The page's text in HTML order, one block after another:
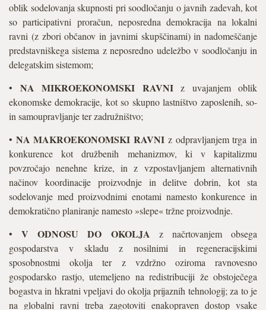
oblik sodelovanja skupnosti pri soodločanju o javnih zadevah, kot
so participativni proračun, neposredna demokracija na lokalni
ravni (z zbori občanov in javnimi skupščinami) in nadomeščanje
predstavniškega sistema z neposredno udeležbo v soodločanju in
delegatskim sistemom;
• NA MIKROEKONOMSKI RAVNIz uvajanjem oblik
ekonomske demokracije, kot so skupno lastništvo zaposlenih, so-
in samoupravljanje ter zadružništvo;
• NA MAKROEKONOMSKI RAVNI z odpravljanjem trga in
konkurence kot družbenih mehanizmov, ki v kapitalizmu
povzročajo nenehne krize, in z vzpostavljanjem alternativnih
načinov koordinacije proizvodnje in delitve dobrin, kot sta
sodelovanje med proizvodnimi enotami namesto konkurence in
demokratično planiranje namesto »slepe« tržne proizvodnje.
•V ODNOSU DO OKOLJA z načrtovanjem obsega
gospodarstva v skladu z nosilnimi in regeneracijskimi
sposobnostmi okolja ter z vzdržno oziroma ravnovesno
gospodarsko rastjo, utemeljeno na redistribuciji že obstoječega
bogastva in hkratni vpeljavi do okolja prijaznih tehnologij; za to je
na globalni ravni treba zagotoviti enakopraven dostop vsake